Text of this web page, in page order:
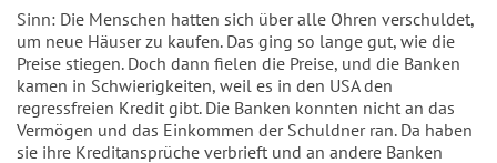
Sinn: Die Menschen hatten sich über alle Ohren verschuldet,
um neue Häuser zu kaufen. Das ging so lange gut, wie die
Preise stiegen. Doch dann fielen die Preise, und die Banken
kamen in Schwierigkeiten, weil es in den USA den
regressfreien Kredit gibt. Die Banken konnten nicht an das
Vermögen und das Einkommen der Schuldner ran. Da haben
sie ihre Kreditansprüche verbrieft und an andere Banken